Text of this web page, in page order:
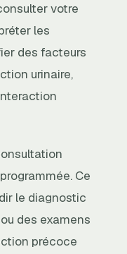
votre
les
des facteurs
urinaire,
Ce
le diagnostic
des examens
précoce